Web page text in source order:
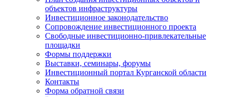
объектов инфраструктуры
Инвестиционное законодательство
Сопровождение инвестиционного проекта
Свободные инвестиционно-привлекательные
площадки
Формы поддержки
Выставки, семинары, форумы
Инвестиционный портал Курганской области
Контакты
Форма обратной связи